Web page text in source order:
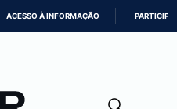
CONTEÚDO
ACESSO À INFORMAÇÃO PARTICIPE